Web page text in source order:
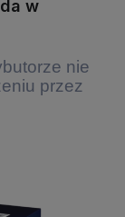
w
nie
przez